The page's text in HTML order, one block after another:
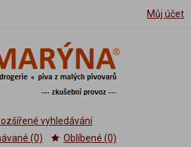
Můj účet
vyhledávání
(0)
Oblíbené (0)